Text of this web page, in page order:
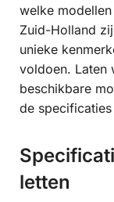
welke
Zuid-Holland
unieke
voldoen. Laten
beschikbare
de
letten